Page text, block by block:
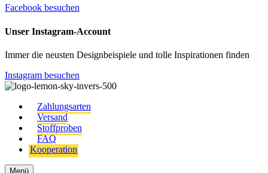
Facebook besuchen
Unser Instagram-Account
Immer die neusten Designbeispiele und tolle Inspirationen finden
Instagram besuchen
Zahlungsarten
Versand
Stoffproben
FAQ
Kooperation
Menü